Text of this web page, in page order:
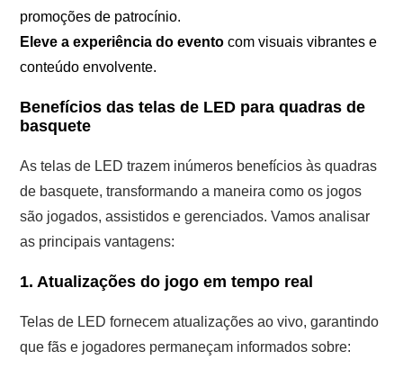
promoções de patrocínio.
Eleve a experiência do evento com visuais vibrantes e
conteúdo envolvente.
Benefícios das telas de LED para quadras de
basquete
As telas de LED trazem inúmeros benefícios às quadras
de basquete, transformando a maneira como os jogos
são jogados, assistidos e gerenciados. Vamos analisar
as principais vantagens:
1. Atualizações do jogo em tempo real
Telas de LED fornecem atualizações ao vivo, garantindo
que fãs e jogadores permaneçam informados sobre: